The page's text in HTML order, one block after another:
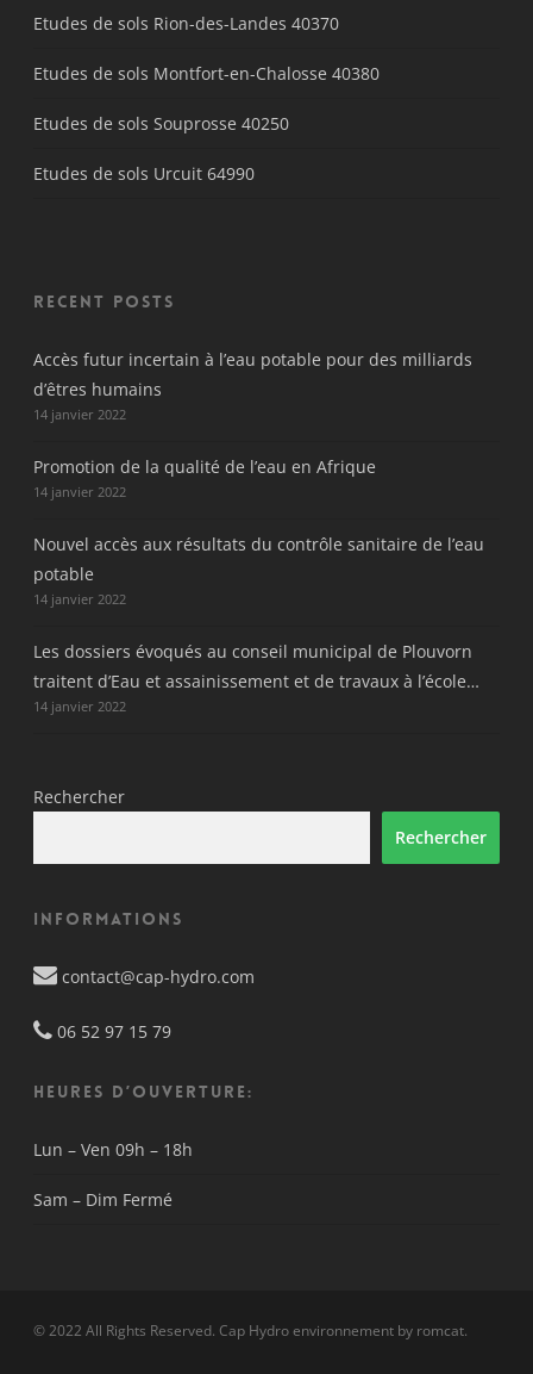
Etudes de sols Rion-des-Landes 40370
Etudes de sols Montfort-en-Chalosse 40380
Etudes de sols Souprosse 40250
Etudes de sols Urcuit 64990
Recent Posts
Accès futur incertain à l’eau potable pour des milliards
d’êtres humains
14 janvier 2022
Promotion de la qualité de l’eau en Afrique
14 janvier 2022
Nouvel accès aux résultats du contrôle sanitaire de l’eau
potable
14 janvier 2022
Les dossiers évoqués au conseil municipal de Plouvorn
traitent d’Eau et assainissement et de travaux à l’école…
14 janvier 2022
Rechercher
Rechercher
Informations
contact@cap-hydro.com
06 52 97 15 79
HEURES D’OUVERTURE:
Lun – Ven 09h – 18h
Sam – Dim Fermé
© 2022 All Rights Reserved. Cap Hydro environnement by romcat.